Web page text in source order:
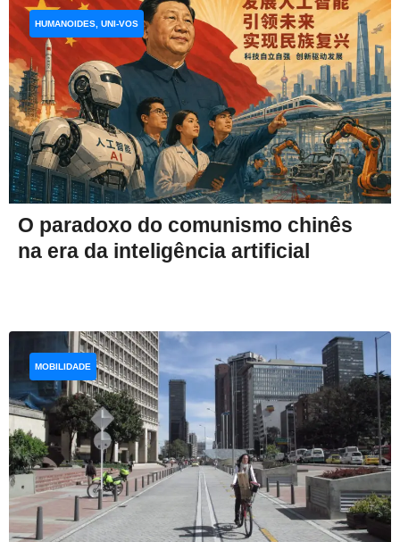
O paradoxo do comunismo chinês
na era da inteligência artificial
HUMANOIDES, UNI-VOS
MOBILIDADE